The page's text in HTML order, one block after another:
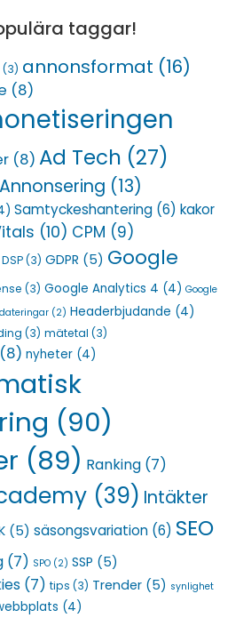
taggar!
(3) annonsformat (16)
(8)
(8) Ad Tech (27)
Annonsering (13)
Samtyckeshantering (6) kakor
(10) CPM (9)
DSP(3) GDPR (5) Google
(3) Google Analytics 4 (4) Google
(2) Headerbjudande (4)
(3) mätetal (3)
(8) nyheter (4)
(90)
(89) Ranking (7)
(39) Intäkter
(5) säsongsvariation (6) SEO
(7) SPO (2) SSP (5)
(7) tips (3) Trender (5) synlighet
(4)